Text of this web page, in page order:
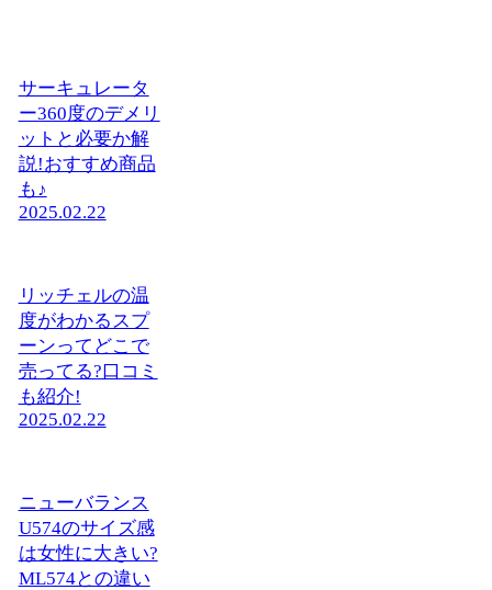
サーキュレータ
ー360度のデメリ
ットと必要か解
説!おすすめ商品
も♪
2025.02.22
リッチェルの温
度がわかるスプ
ーンってどこで
売ってる?口コミ
も紹介!
2025.02.22
ニューバランス
U574のサイズ感
は女性に大きい?
ML574との違い